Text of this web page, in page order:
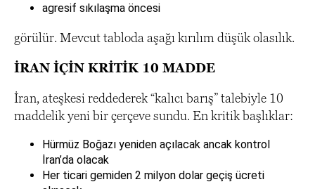
agresif sıkılaşma öncesi
görülür. Mevcut tabloda aşağı kırılım düşük olasılık.
İRAN İÇİN KRİTİK 10 MADDE
İran, ateşkesi reddederek “kalıcı barış” talebiyle 10
maddelik yeni bir çerçeve sundu. En kritik başlıklar:
Hürmüz Boğazı yeniden açılacak ancak kontrol
İran’da olacak
Her ticari gemiden 2 milyon dolar geçiş ücreti